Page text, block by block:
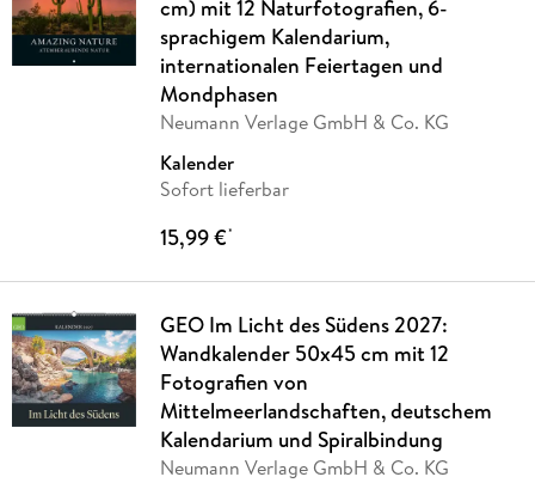
cm) mit 12 Naturfotografien, 6-
sprachigem Kalendarium,
internationalen Feiertagen und
Mondphasen
Neumann Verlage GmbH & Co. KG
Kalender
Sofort lieferbar
15,99 €*
GEO Im Licht des Südens 2027:
Wandkalender 50x45 cm mit 12
Fotografien von
Mittelmeerlandschaften, deutschem
Kalendarium und Spiralbindung
Neumann Verlage GmbH & Co. KG